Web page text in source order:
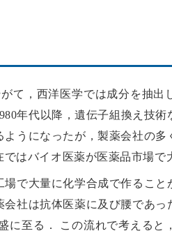
て，西洋医学では成分を抽出
年代以降，遺伝子組換え技
うになったが，製薬会社の多
はバイオ医薬が医薬品市場で
で大量に化学合成で作ること
社は抗体医薬に及び腰であ
至る． この流れで考えると